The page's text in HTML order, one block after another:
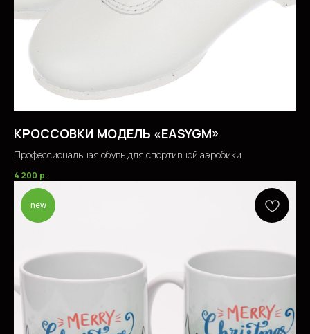
КРОССОВКИ МОДЕЛЬ «EASYGM»
Профессиональная обувь для спортивной аэробики
4 200 р.
new